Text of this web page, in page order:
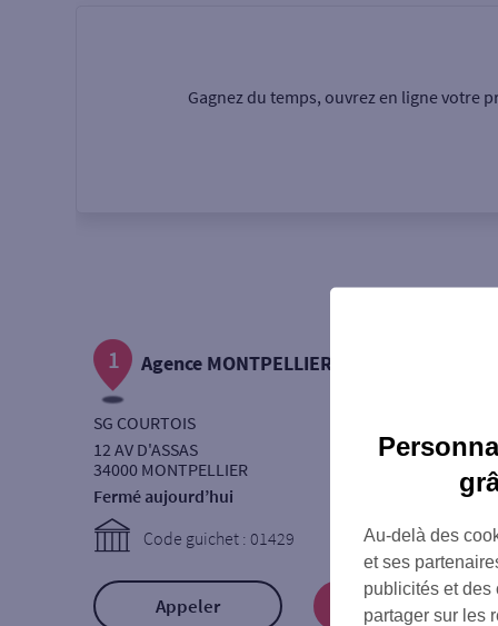
Autour de moi
Gagnez du temps, ouvrez en ligne votre
1 Agence MONTPELLIER ASSAS
SG COURTOIS
12 AV D'ASSAS
34000 MONTPELLIER
Fermé aujourd’hui
Code guichet : 01429
Appeler Prendre RDV
Au-delà des
et ses
publicités et des
partager sur les